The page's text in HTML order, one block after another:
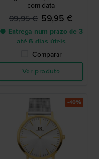
com data
99,95 € 59,95 €
● Entrega num prazo de 3
até 6 dias úteis
Comparar
Ver produto
-40%